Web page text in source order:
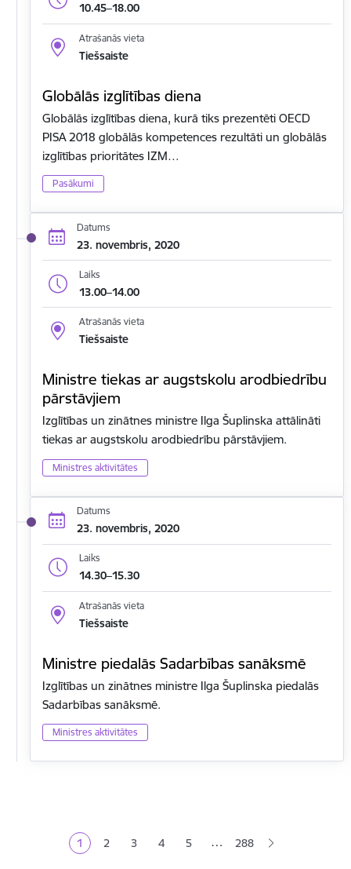
10.45–18.00
Atrašanās vieta
Tiešsaiste
Globālās izglītības diena
Globālās izglītības diena, kurā tiks prezentēti OECD
PISA 2018 globālās kompetences rezultāti un globālās
izglītības prioritātes IZM…
Pasākumi
Datums
23. novembris, 2020
Laiks
13.00–14.00
Atrašanās vieta
Tiešsaiste
Ministre tiekas ar augstskolu arodbiedrību
pārstāvjiem
Izglītības un zinātnes ministre Ilga Šuplinska attālināti
tiekas ar augstskolu arodbiedrību pārstāvjiem.
Ministres aktivitātes
Datums
23. novembris, 2020
Laiks
14.30–15.30
Atrašanās vieta
Tiešsaiste
Ministre piedalās Sadarbības sanāksmē
Izglītības un zinātnes ministre Ilga Šuplinska piedalās
Sadarbības sanāksmē.
Ministres aktivitātes
Pašreizējā lapa
1 Lapa
2 Lapa
3 Lapa
4 Lapa
5 … 288